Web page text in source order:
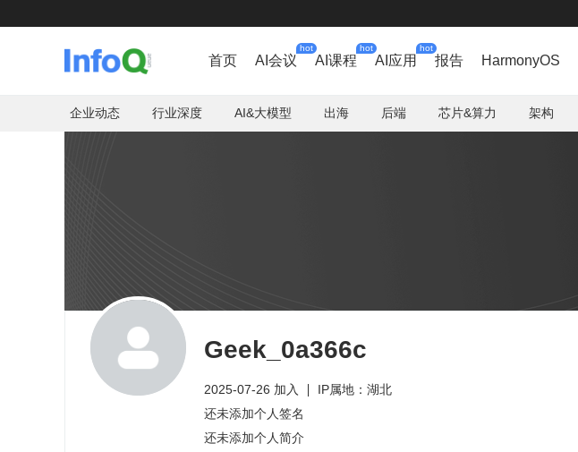
首页 AI会议
hot
AI课程
hot
AI应用
hot
报告 HarmonyOS
企业动态 行业深度 AI&大模型 出海 后端 芯片&算力 架构
Geek_0a366c
2025-07-26 加入
IP属地：湖北
还未添加个人签名
还未添加个人简介